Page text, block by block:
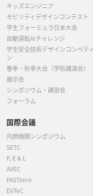
キッズエンジニア
モビリティデザインコンテスト
学生フォーミュラ日本大会
自動運転AIチャレンジ
学生安全技術デザインコンペテ
ン
春季・秋季大会（学術講演会）
展示会
シンポジウム・講習会
フォーラム
国際会議
内燃機関シンポジウム
SETC
P, E & L
AVEC
FASTzero
EVTeC